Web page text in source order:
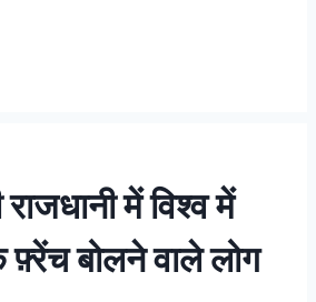
में विश्व में
बोलने वाले लोग